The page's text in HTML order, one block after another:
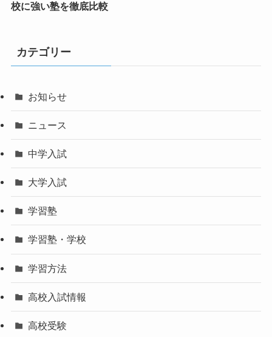
校に強い塾を徹底比較
カテゴリー
お知らせ
ニュース
中学入試
大学入試
学習塾
学習塾・学校
学習方法
高校入試情報
高校受験